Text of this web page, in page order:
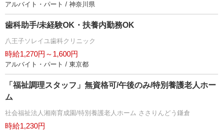
アルバイト・パート / 神奈川県
歯科助手/未経験OK・扶養内勤務OK
八王子ソレイユ歯科クリニック
時給1,270円～1,600円
アルバイト・パート / 東京都
「福祉調理スタッフ」無資格可/午後のみ/特別養護老人ホー
ム
社会福祉法人湘南育成園/特別養護老人ホーム ささりんどう鎌倉
時給1,230円